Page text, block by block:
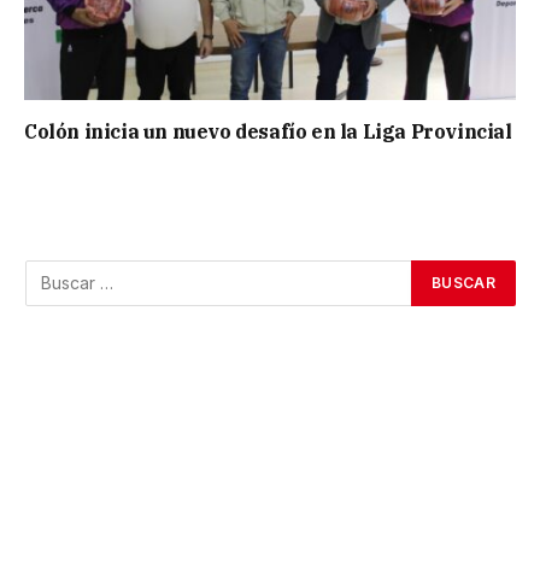
Colón inicia un nuevo desafío en la Liga Provincial